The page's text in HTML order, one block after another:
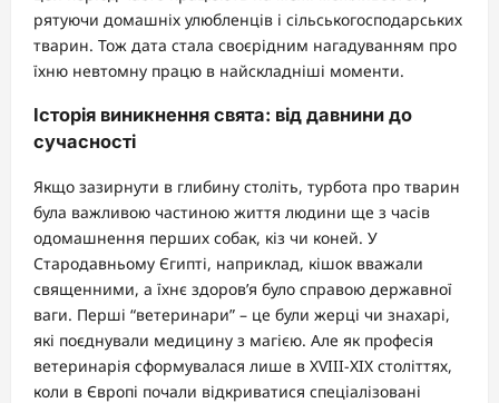
рятуючи домашніх улюбленців і сільськогосподарських
тварин. Тож дата стала своєрідним нагадуванням про
їхню невтомну працю в найскладніші моменти.
Історія виникнення свята: від давнини до
сучасності
Якщо зазирнути в глибину століть, турбота про тварин
була важливою частиною життя людини ще з часів
одомашнення перших собак, кіз чи коней. У
Стародавньому Єгипті, наприклад, кішок вважали
священними, а їхнє здоров’я було справою державної
ваги. Перші “ветеринари” – це були жерці чи знахарі,
які поєднували медицину з магією. Але як професія
ветеринарія сформувалася лише в XVIII-XIX століттях,
коли в Європі почали відкриватися спеціалізовані